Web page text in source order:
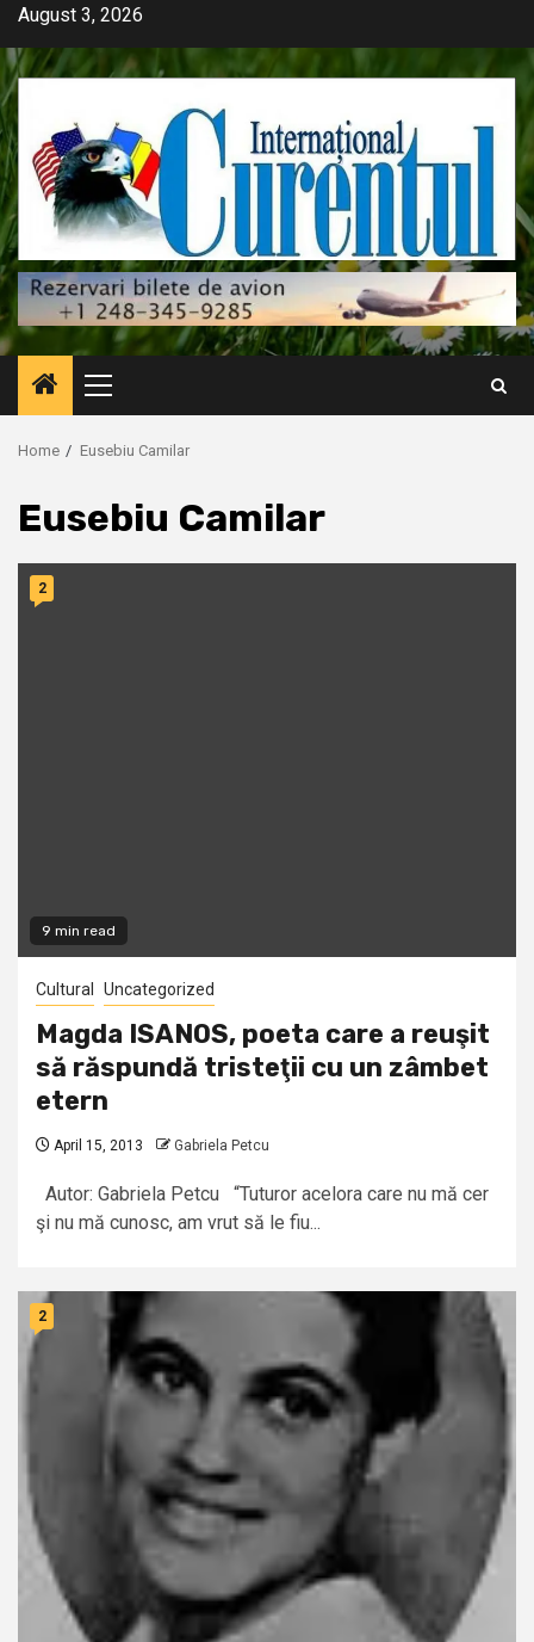
Skip
content
August 3, 2026
Primary
Menu
Home Eusebiu Camilar
Eusebiu Camilar
9 min read
2
Cultural Uncategorized
Magda ISANOS, poeta care a reuşit
să răspundă tristeţii cu un zâmbet
etern
April 15, 2013 Gabriela Petcu
Autor: Gabriela Petcu “Tuturor acelora care nu mă cer
şi nu mă cunosc, am vrut să le fiu...
2